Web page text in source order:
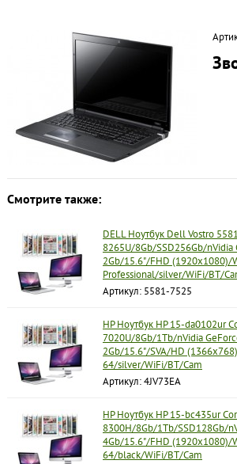
Смотрите также:
DELL Ноутбук Dell Vostro
8265U/8Gb/SSD256Gb/nVidia
2Gb/15.6"/FHD (1920x1080)/
Professional/silver/WiFi/BT/
Артикул: 5581-7525
HP Ноутбук HP 15-da0102ur
7020U/8Gb/1Tb/nVidia
2Gb/15.6"/SVA/HD
64/silver/WiFi/BT/Cam
Артикул: 4JV73EA
HP Ноутбук HP 15-bc435ur
8300H/8Gb/1Tb/SSD128Gb/
4Gb/15.6"/FHD (1920x1080)/
64/black/WiFi/BT/Cam